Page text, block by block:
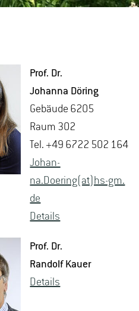
Prof. Dr.
Jo­han­na Dö­ring
Ge­bäu­de 6205
Raum 302
Tel. +49 6722 502 164
Jo­han­
na.Doering(at)hs-​gm.​
de
De­tails
Prof. Dr.
Ran­dolf Kauer
De­tails